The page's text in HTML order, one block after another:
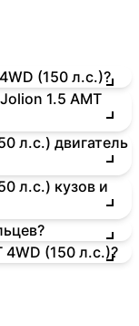
(150 л.с.)?
1.5 AMT
л.с.) двигатель
л.с.) кузов и
4WD (150 л.с.)?